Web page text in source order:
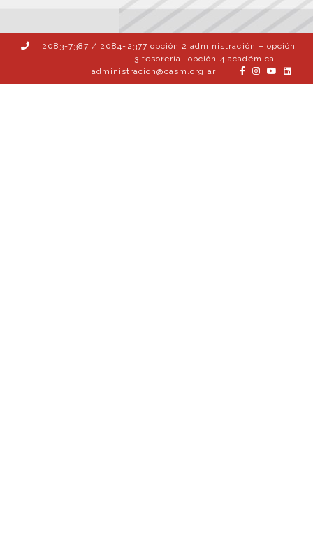
2083-7387 / 2084-2377 opción 2 administración – opción
3 tesorería -opción 4 académica
administracion@casm.org.ar